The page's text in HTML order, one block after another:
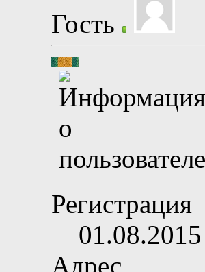
Гость
Регистрация
01.08.2015
Адрес